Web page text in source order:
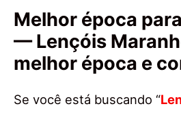
Melhor época
— Lençóis
melhor época e
Se você está buscando “